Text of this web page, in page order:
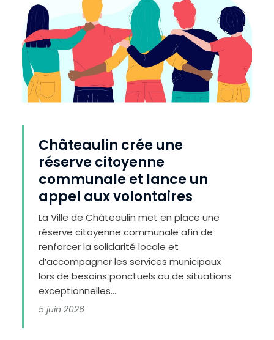
Châteaulin crée une
réserve citoyenne
communale et lance un
appel aux volontaires
La Ville de Châteaulin met en place une
réserve citoyenne communale afin de
renforcer la solidarité locale et
d’accompagner les services municipaux
lors de besoins ponctuels ou de situations
exceptionnelles....
5 juin 2026